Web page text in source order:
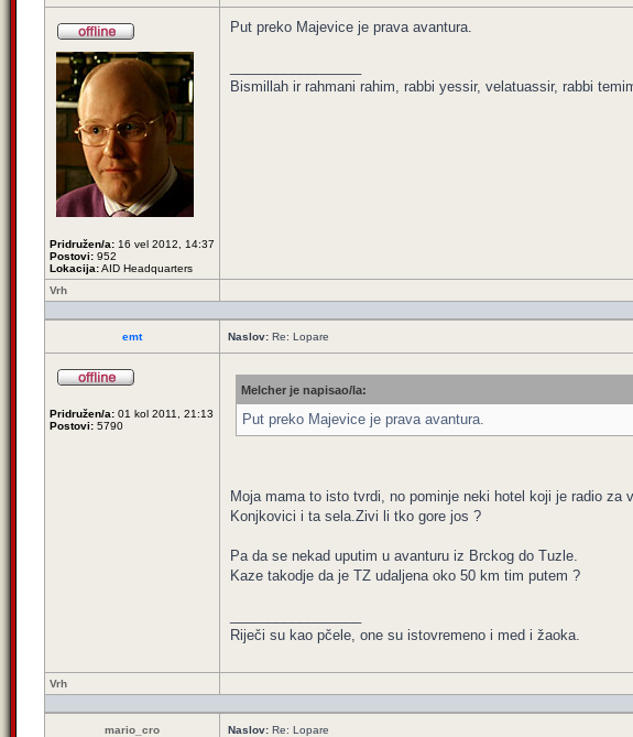
Pridružen/a: 16 vel 2012, 14:37
Postovi: 952
Lokacija:AID Headquarters
Put preko Majevice je prava avantura.
Bismillah ir rahmani rahim, rabbi yessir, velatuassir, rabbi
Vrh
emt Naslov: Re: Lopare
Pridružen/a: 01 kol 2011, 21:13
Postovi: 5790
Melcher je napisao/la:
Put preko Majevice je prava avantura.
Moja mama to isto tvrdi, no pominje neki hotel koji je radio
Konjkovici i ta sela.Zivi li tko gore jos ?
Pa da se nekad uputim u avanturu iz Brckog do Tuzle.
Kaze takodje da je TZ udaljena oko 50 km tim putem ?
Riječi su kao pčele, one su istovremeno i med i žaoka.
Vrh
mario_cro Naslov: Re: Lopare